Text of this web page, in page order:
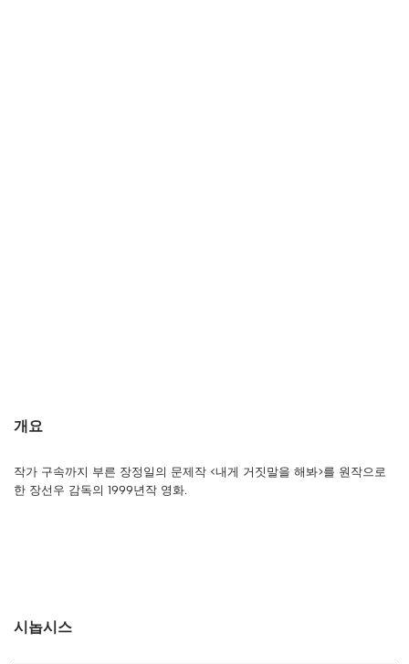
개요
작가 구속까지 부른 장정일의 문제작 <내게 거짓말을 해봐>를 원작으로
한 장선우 감독의 1999년작 영화.
시놉시스